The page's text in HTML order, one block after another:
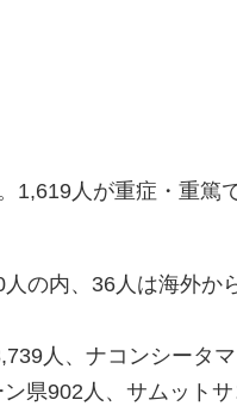
1,619人が重症・重篤
の内、36人は海外か
人、ナコンシータ
県902人、サムット